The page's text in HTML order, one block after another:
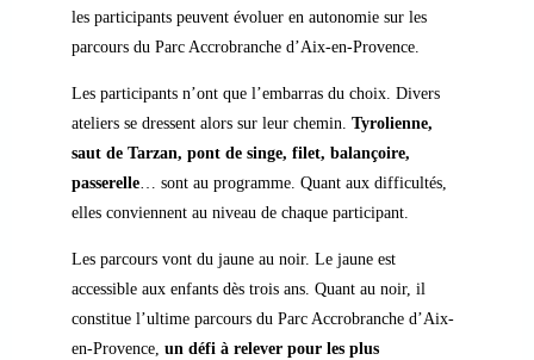
les participants peuvent évoluer en autonomie sur les
parcours du Parc Accrobranche d’Aix-en-Provence.
Les participants n’ont que l’embarras du choix. Divers
ateliers se dressent alors sur leur chemin. Tyrolienne,
saut de Tarzan, pont de singe, filet, balançoire,
passerelle… sont au programme. Quant aux difficultés,
elles conviennent au niveau de chaque participant.
Les parcours vont du jaune au noir. Le jaune est
accessible aux enfants dès trois ans. Quant au noir, il
constitue l’ultime parcours du Parc Accrobranche d’Aix-
en-Provence, un défi à relever pour les plus